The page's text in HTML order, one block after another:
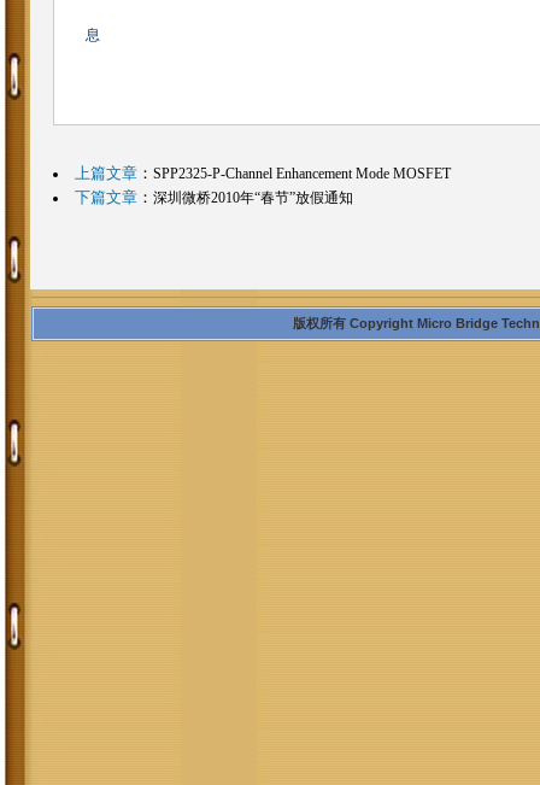
上篇文章： SPP2325-P-Channel Enhancement Mode MOSFET
下篇文章： 深圳微桥2010年“春节”放假通知
版权所有 Copyright Micro Bridge